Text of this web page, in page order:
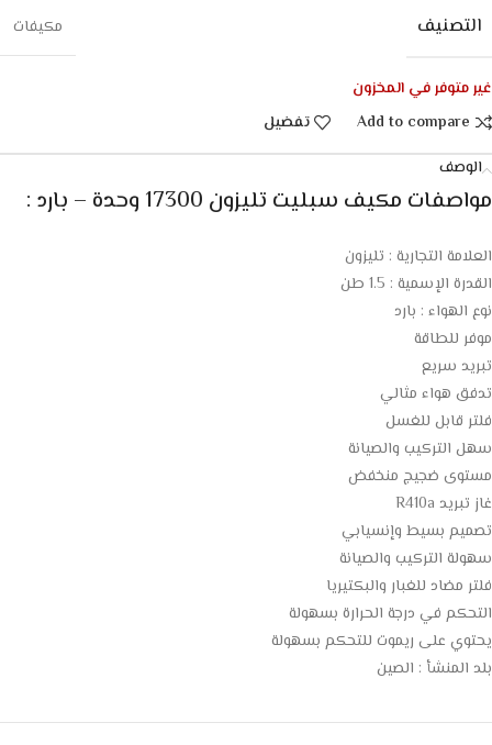
التصنيف مكيفات
غير متوفر في المخزون
Add to compare
تفضيل
الوصف
مواصفات مكيف سبليت تليزون 17300 وحدة – بارد :
العلامة التجارية : تليزون
القدرة الإسمية : 1.5 طن
نوع الهواء : بارد
موفر للطاقة
تبريد سريع
تدفق هواء مثالي
فلتر قابل للغسل
سهل التركيب والصيانة
مستوى ضجيج منخفض
غاز تبريد R410a
تصميم بسيط وإنسيابي
سهولة التركيب والصيانة
فلتر مضاد للغبار والبكتيريا
التحكم في درجة الحرارة بسهولة
يحتوي على ريموت للتحكم بسهولة
بلد المنشأ : الصين